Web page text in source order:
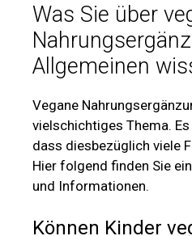
Was Sie über
Allgemeinen
Vegane
vielschichtiges Thema.
dass diesbezüglich viele
Hier folgend finden Sie
und Informationen.
Können Kinder